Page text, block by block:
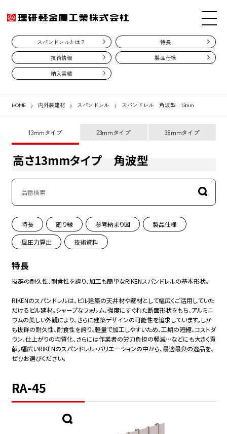
スパンドレルとは？ 特長
技術情報 製品仕様
納入実績
HOME 内外装建材 スパンドレル スパンドレル 角波型 13mm
13mmタイプ 23mmタイプ 38mmタイプ
高さ13mmタイプ 角波型
特長 廻り縁 参考納まり図 製品仕様
風圧力算出 技術資料
特長
抜群の耐久性、耐食性を誇り、加工も簡単なRIKENスパンドレルの基本形状。
RIKENのスパンドレルは、ビル建築の天井材や壁材として幅広くご活用していた
だけるビル建材。シャープなフォルム、強度にすぐれた断面形状をもち、アルミニ
ウムの美しい外観により、さらに建築デザインの可能性を追求しています。しか
も抜群の耐久性、耐食性を誇り、軽量で加工しやすいため、工期の短縮、コストダ
ウン、仕上がりの均質化、さらには作業者の労力負担の軽減…などにも大きく貢
献。幅広いRIKENのスパンドレル・バリエーションの中から、最適最良の逸品を、
ぜひお選びください。
RA-45